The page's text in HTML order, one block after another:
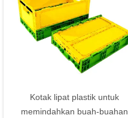
Kotak lipat plastik untuk
memindahkan buah-buahan